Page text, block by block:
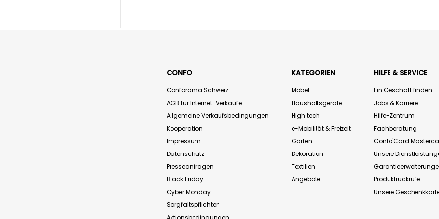
CONFO
Conforama Schweiz
AGB für Internet-Verkäufe
Allgemeine Verkaufsbedingungen
Kooperation
Impressum
Datenschutz
Presseanfragen
Black Friday
Cyber Monday
Sorgfaltspflichten
KATEGORIEN
Möbel
Haushaltsgeräte
High tech
e-Mobilität & Freizeit
Garten
Dekoration
Textilien
Angebote
HILFE & SERVICE
Ein Geschäft finden
Jobs & Karriere
Hilfe-Zentrum
Fachberatung
Confo'Card
Unsere
Produktrückrufe
Unsere